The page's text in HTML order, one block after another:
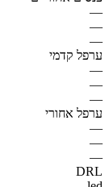
—
—
—
ערפל קדמי
—
—
—
ערפל אחורי
—
—
—
DRL